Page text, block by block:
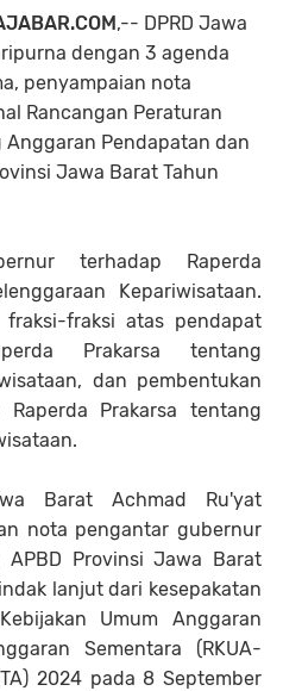
,-- DPRD Jawa
dengan 3 agenda
penyampaian nota
Rancangan Peraturan
Anggaran Pendapatan dan
Jawa Barat Tahun
terhadap Raperda
Kepariwisataan.
fraksi atas pendapat
Prakarsa tentang
dan pembentukan
Raperda Prakarsa tentang
Barat Achmad Ru'yat
nota pengantar gubernur
Provinsi Jawa Barat
lanjut dari kesepakatan
Umum Anggaran
Sementara (RKUA-
2024 pada 8 September